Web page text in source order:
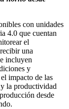
con unidades
4.0 que cuentan
el
una
incluyen
y
impacto de las
la productividad
desde